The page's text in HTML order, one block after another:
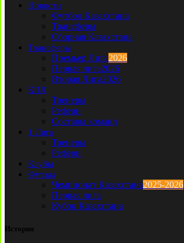
Новости
Футбол Казахстана
Трансферы
Сборная Казахстана
Трансферы
Премьер Лига2026
Первая лига2026
Вторая Лига2026
КПЛ
Тренеры
Рефери
Составы команд
1 Лига
Тренеры
Рефери
Клубы
Футзал
Чемпионат Казахстана2025-2026
Первая лига
Кубок Казахстана
История